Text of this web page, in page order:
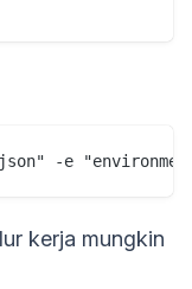
kerja mungkin